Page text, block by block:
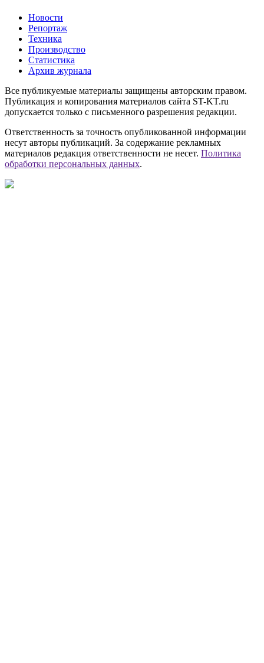
Новости
Репортаж
Техника
Производство
Статистика
Архив журнала
Все публикуемые материалы защищены авторским правом.
Публикация и копирования материалов сайта ST-KT.ru
допускается только с письменного разрешения редакции.
Ответственность за точность опубликованной информации
несут авторы публикаций. За содержание рекламных
материалов редакция ответственности не несет. Политика
обработки персональных данных.